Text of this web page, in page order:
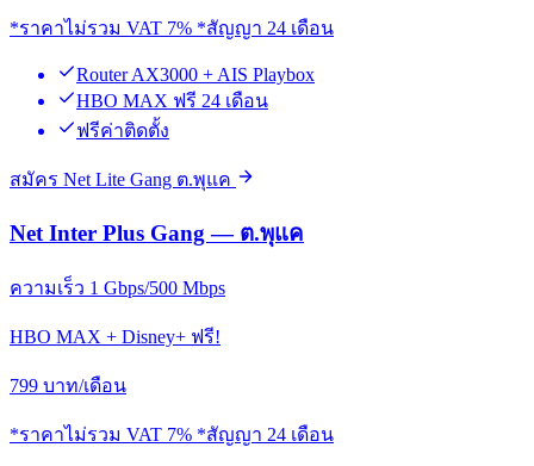
*ราคาไม่รวม VAT 7% *สัญญา 24 เดือน
Router AX3000 + AIS Playbox
HBO MAX ฟรี 24 เดือน
ฟรีค่าติดตั้ง
สมัคร Net Lite Gang ต.พุแค
Net Inter Plus Gang — ต.พุแค
ความเร็ว 1 Gbps/500 Mbps
HBO MAX + Disney+ ฟรี!
799 บาท/เดือน
*ราคาไม่รวม VAT 7% *สัญญา 24 เดือน